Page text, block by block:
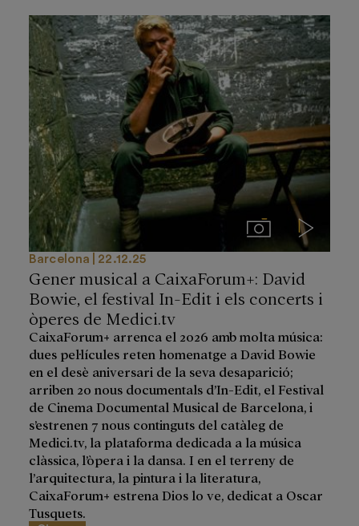
ImágenesVideos
Barcelona 22.12.25
Gener musical a CaixaForum+: David
Bowie, el festival In-Edit i els concerts i
òperes de Medici.tv
CaixaForum+ arrenca el 2026 amb molta música:
dues pel·lícules reten homenatge a David Bowie
en el desè aniversari de la seva desaparició;
arriben 20 nous documentals d’In-Edit, el Festival
de Cinema Documental Musical de Barcelona, i
s’estrenen 7 nous continguts del catàleg de
Medici.tv, la plataforma dedicada a la música
clàssica, l’òpera i la dansa. I en el terreny de
l’arquitectura, la pintura i la literatura,
CaixaForum+ estrena Dios lo ve, dedicat a Oscar
Tusquets.